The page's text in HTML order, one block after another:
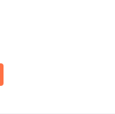
- apre
una -